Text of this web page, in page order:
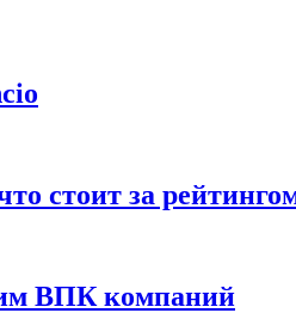
стоит за
ВПК компаний